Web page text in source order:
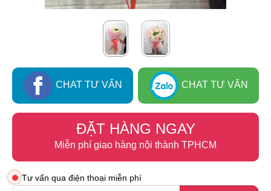
CHAT TƯ VẤN CHAT TƯ VẤN
ĐẶT HÀNG NGAY
Miễn phí giao hàng nội thành TPHCM
Tư vấn qua điện thoại miễn phí